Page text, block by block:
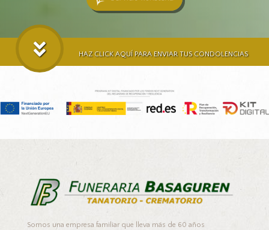
HAZ CLICK AQUÍ PARA ENVIAR TUS CONDOLENCIAS
Somos una empresa familiar que lleva más de 60 años